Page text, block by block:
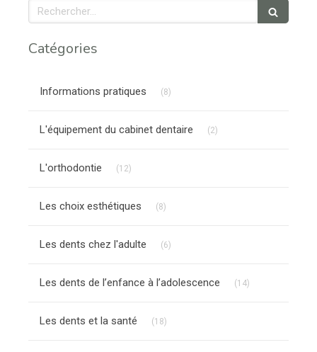
Rechercher
Catégories
Informations pratiques (8)
L'équipement du cabinet dentaire (2)
L'orthodontie (12)
Les choix esthétiques (8)
Les dents chez l'adulte (6)
Les dents de l’enfance à l’adolescence (14)
Les dents et la santé (18)